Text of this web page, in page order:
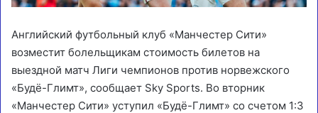
Английский футбольный клуб «Манчестер Сити»
возместит болельщикам стоимость билетов на
выездной матч Лиги чемпионов против норвежского
«Будё-Глимт», сообщает Sky Sports. Во вторник
«Манчестер Сити» уступил «Будё-Глимт» со счетом 1:3